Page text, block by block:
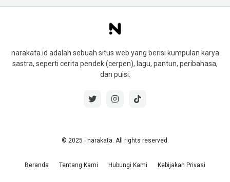
narakata.id adalah sebuah situs web yang berisi kumpulan karya
sastra, seperti cerita pendek (cerpen), lagu, pantun, peribahasa,
dan puisi.
© 2025 ‧ narakata. All rights reserved.
Beranda Tentang Kami Hubungi Kami Kebijakan Privasi